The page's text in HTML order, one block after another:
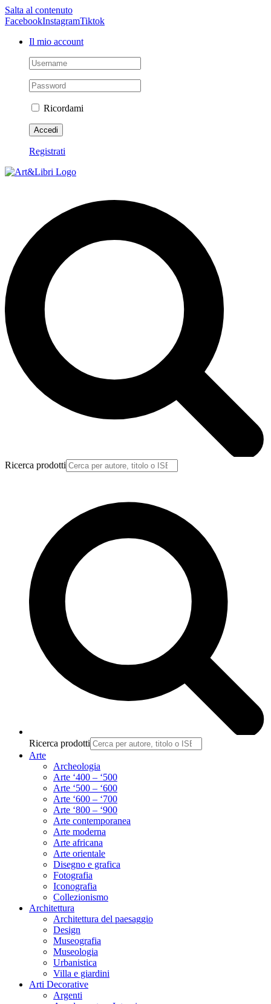
Salta al contenuto
FacebookInstagramTiktok
Il mio account
Ricordami
Registrati
Ricerca prodotti
Ricerca prodotti
Arte
Archeologia
Arte ‘400 – ‘500
Arte ‘500 – ‘600
Arte ‘600 – ‘700
Arte ‘800 – ‘900
Arte contemporanea
Arte moderna
Arte africana
Arte orientale
Disegno e grafica
Fotografia
Iconografia
Collezionismo
Architettura
Architettura del paesaggio
Design
Museografia
Museologia
Urbanistica
Villa e giardini
Arti Decorative
Argenti